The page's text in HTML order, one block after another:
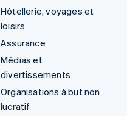
Hôtellerie, voyages et
loisirs
Assurance
Médias et
divertissements
Organisations à but non
lucratif